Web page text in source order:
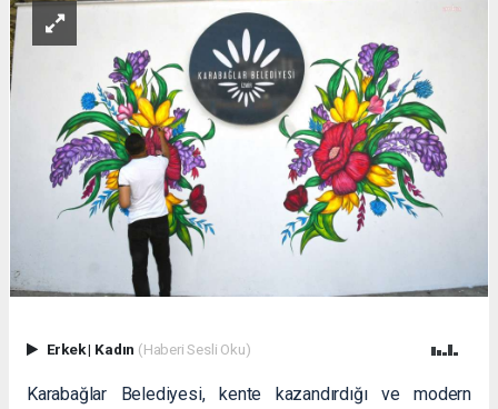
Erkek| Kadın (Haberi Sesli Oku)
Karabağlar Belediyesi, kente kazandırdığı ve modern